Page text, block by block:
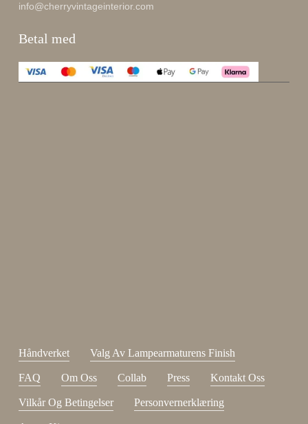
info@cherryvintageinterior.com
Betal med
Håndverket Valg Av Lampearmaturens Finish
FAQ Om Oss Collab Press Kontakt Oss
Vilkår Og Betingelser Personvernerklæring